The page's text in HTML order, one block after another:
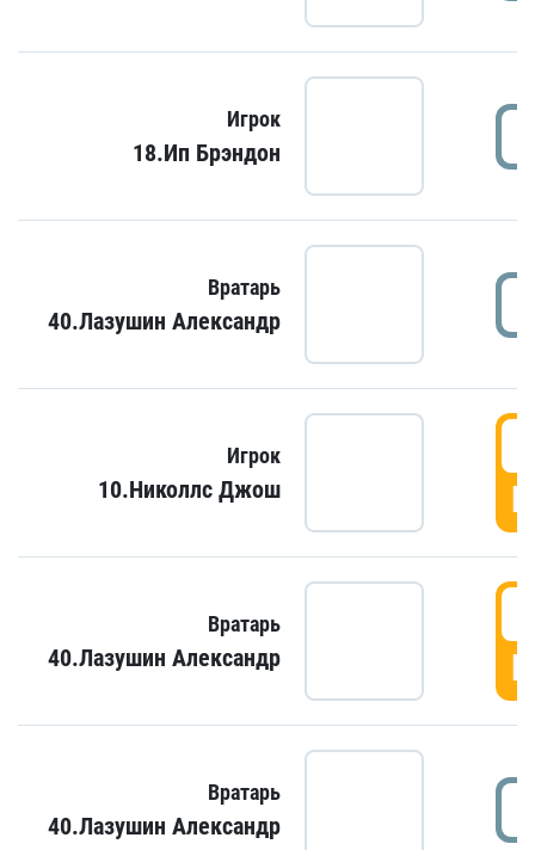
Игрок
18.Ип Брэндон
Вратарь
40.Лазушин Александр
Игрок
10.Николлс Джош
Вратарь
40.Лазушин Александр
Вратарь
40.Лазушин Александр